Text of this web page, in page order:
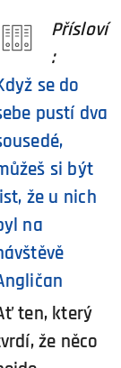
Přísloví
:
se do
pustí dva
si být
že u nich
na
ten, který
že něco